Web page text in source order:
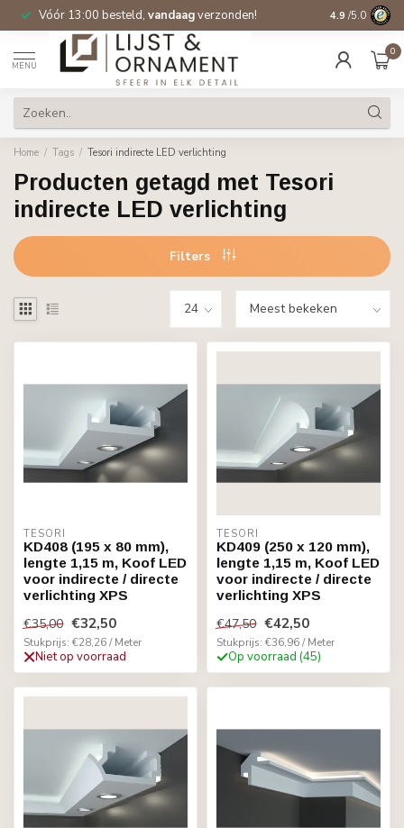
Vóór 13:00 besteld, vandaagverzonden! Gratis
4.9 /5.0
MENU
0
Home / Tags / Tesori indirecte LED verlichting
Producten getagd met Tesori
indirecte LED verlichting
Filters
TESORI
KD408 (195 x 80 mm),
lengte 1,15 m, Koof LED
voor indirecte / directe
verlichting XPS
€35,00 €32,50
Stukprijs: €28,26 / Meter
Niet op voorraad
TESORI
KD409 (250 x 120 mm),
lengte 1,15 m, Koof LED
voor indirecte / directe
verlichting XPS
€47,50 €42,50
Stukprijs: €36,96 / Meter
Op voorraad (45)